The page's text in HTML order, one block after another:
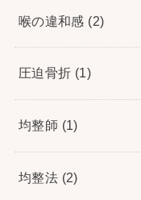
喉の違和感 (2)
圧迫骨折 (1)
均整師 (1)
均整法 (2)